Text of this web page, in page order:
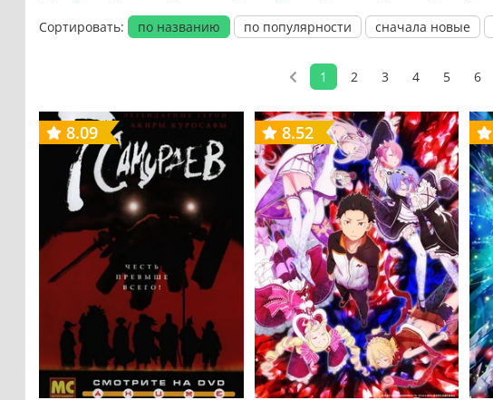
Сортировать: по названию по популярности сначала новые
1 2 3 4 5 6
8.09 8.52